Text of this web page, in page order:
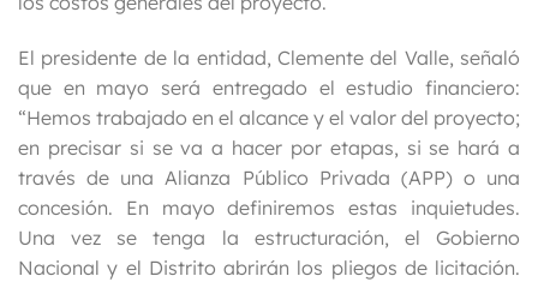
El presidente de la entidad, Clemente del Valle, señaló
que en mayo será entregado el estudio financiero:
“Hemos trabajado en el alcance y el valor del proyecto;
en precisar si se va a hacer por etapas, si se hará a
través de una Alianza Público Privada (APP) o una
concesión. En mayo definiremos estas inquietudes.
Una vez se tenga la estructuración, el Gobierno
Nacional y el Distrito abrirán los pliegos de licitación.